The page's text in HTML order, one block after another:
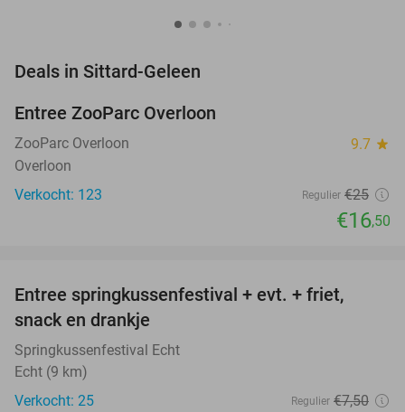
Deals in Sittard-Geleen
TODAY
Entree ZooParc Overloon
ZooParc Overloon 9.7 star
Overloon
Verkocht: 123
Regulier €25
€16,50
TODAY
Entree springkussenfestival + evt. + friet,
snack en drankje
Springkussenfestival Echt
Echt (9 km)
Verkocht: 25
Regulier €7,50